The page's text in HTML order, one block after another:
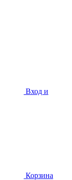
Вход и
Корзина